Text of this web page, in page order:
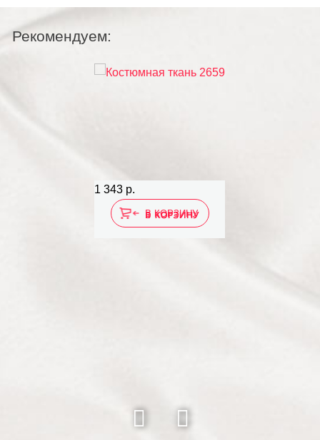
Рекомендуем:
1 343 р.
В КОРЗИНУ